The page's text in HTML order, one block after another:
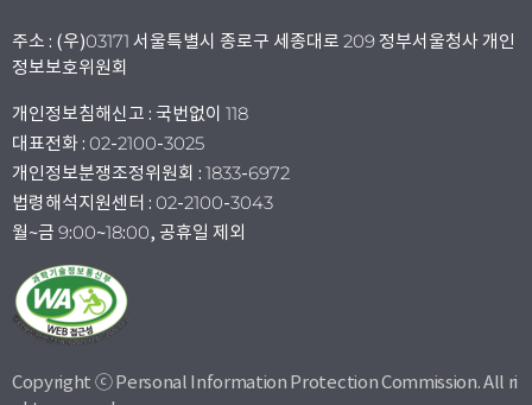
주소 : (우)03171 서울특별시 종로구 세종대로 209 정부서울청사 개인
정보보호위원회
개인정보침해신고 : 국번없이 118
대표전화 : 02-2100-3025
개인정보분쟁조정위원회 : 1833-6972
법령해석지원센터 : 02-2100-3043
월~금 9:00~18:00, 공휴일 제외
Copyright ⓒ Personal Information Protection Commission. All ri